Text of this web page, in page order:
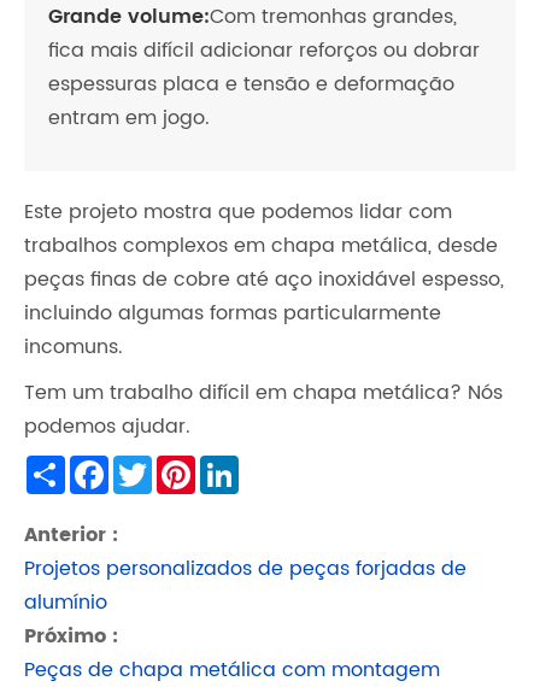
Grande volume:Com tremonhas grandes,
fica mais difícil adicionar reforços ou dobrar
espessuras placa e tensão e deformação
entram em jogo.
Este projeto mostra que podemos lidar com
trabalhos complexos em chapa metálica, desde
peças finas de cobre até aço inoxidável espesso,
incluindo algumas formas particularmente
incomuns.
Tem um trabalho difícil em chapa metálica? Nós
podemos ajudar.
ShareFacebookTwitterPinterest
Anterior :
Projetos personalizados de peças forjadas de
alumínio
Próximo :
Peças de chapa metálica com montagem